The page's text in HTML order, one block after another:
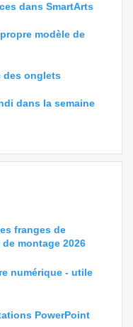
dans SmartArts
modèle de
des onglets
dans la semaine
franges de
montage 2026
numérique - utile
PowerPoint